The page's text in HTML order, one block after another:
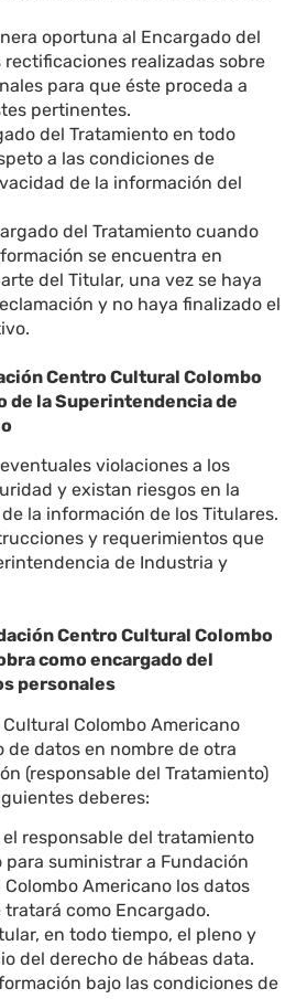
oportuna al Encargado del
rectificaciones realizadas sobre
para que éste proceda a
pertinentes.
del Tratamiento en todo
a las condiciones de
de la información del
del Tratamiento cuando
se encuentra en
del Titular, una vez se haya
y no haya finalizado el
Centro Cultural Colombo
de la Superintendencia de
violaciones a los
y existan riesgos en la
la información de los Titulares.
y requerimientos que
de Industria y
Centro Cultural Colombo
como encargado del
personales
Colombo Americano
de datos en nombre de otra
(responsable del Tratamiento)
deberes:
responsable del tratamiento
para suministrar a Fundación
Americano los datos
tratará como Encargado.
en todo tiempo, el pleno y
del derecho de hábeas data.
bajo las condiciones de